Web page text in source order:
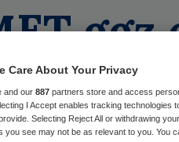
ggz
Care About Your Privacy
and our 887 partners store and access
I Accept enables tracking
Selecting Reject All or withdrawing
you see may not be as relevant to you. You